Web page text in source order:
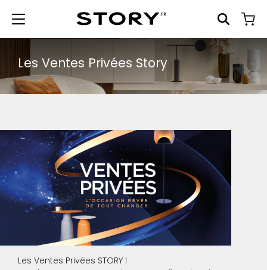
Les Ventes Privées Story
Les Ventes Privées STORY !